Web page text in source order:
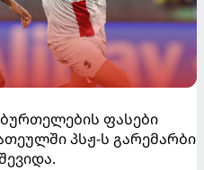
ფასები
პსჟ-ს გარემარბი